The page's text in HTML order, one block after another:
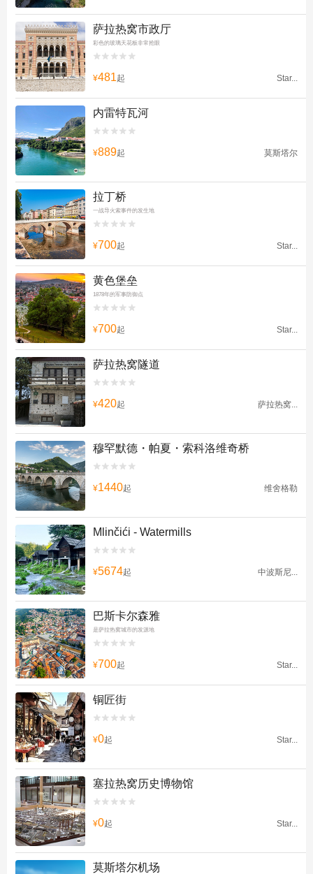
萨拉热窝市政厅
彩色的玻璃天花板非常抢眼


¥481起 Star...
内雷特瓦河


¥889起 莫斯塔尔
拉丁桥
一战导火索事件的发生地


¥700起 Star...
黄色堡垒
1878年的军事防御点


¥700起 Star...
萨拉热窝隧道


¥420起 萨拉热窝...
穆罕默德・帕夏・索科洛维奇桥


¥1440起 维舍格勒
Mlinčići - Watermills


¥5674起 中波斯尼...
巴斯卡尔森雅
是萨拉热窝城市的发源地


¥700起 Star...
铜匠街


¥0起 Star...
塞拉热窝历史博物馆


¥0起 Star...
莫斯塔尔机场